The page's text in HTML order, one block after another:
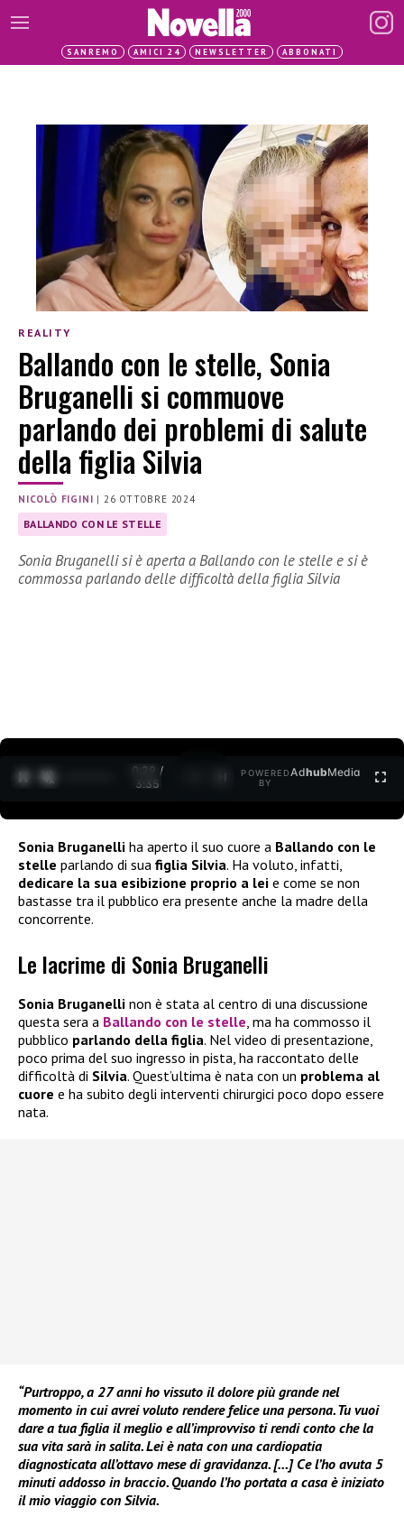
SANREMO AMICI 24 NEWSLETTER ABBONATI
REALITY
Ballando con le stelle, Sonia
Bruganelli si commuove
parlando dei problemi di salute
della figlia Silvia
NICOLÒ FIGINI | 26 OTTOBRE 2024
BALLANDO CON LE STELLE
Sonia Bruganelli si è aperta a Ballando con le stelle e si è
commossa parlando delle difficoltà della figlia Silvia
0:30 /
3:35
POWERED
BY
AdhubMedia
Sonia Bruganelli ha aperto il suo cuore a Ballando con le
stelle parlando di sua figlia Silvia. Ha voluto, infatti,
dedicare la sua esibizione proprio a lei e come se non
bastasse tra il pubblico era presente anche la madre della
concorrente.
Le lacrime di Sonia Bruganelli
Sonia Bruganelli non è stata al centro di una discussione
questa sera a Ballando con le stelle, ma ha commosso il
pubblico parlando della figlia. Nel video di presentazione,
poco prima del suo ingresso in pista, ha raccontato delle
difficoltà di Silvia. Quest’ultima è nata con un problema al
cuore e ha subito degli interventi chirurgici poco dopo essere
nata.
“Purtroppo, a 27 anni ho vissuto il dolore più grande nel
momento in cui avrei voluto rendere felice una persona. Tu vuoi
dare a tua figlia il meglio e all’improvviso ti rendi conto che la
sua vita sarà in salita. Lei è nata con una cardiopatia
diagnosticata all’ottavo mese di gravidanza. […] Ce l’ho avuta 5
minuti addosso in braccio. Quando l’ho portata a casa è iniziato
il mio viaggio con Silvia.